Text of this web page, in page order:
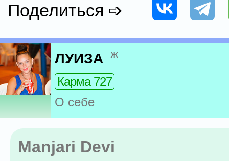
Поделиться ➩
ЛУИЗА ж
Карма 727
О себе
Manjari Devi